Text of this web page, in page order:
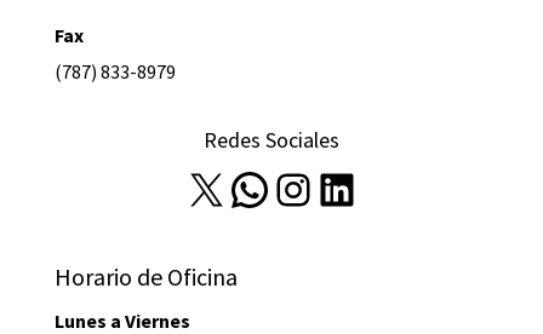
Fax
(787) 833-8979
Redes Sociales
X WhatsApp Instagram LinkedIn
Horario de Oficina
Lunes a Viernes